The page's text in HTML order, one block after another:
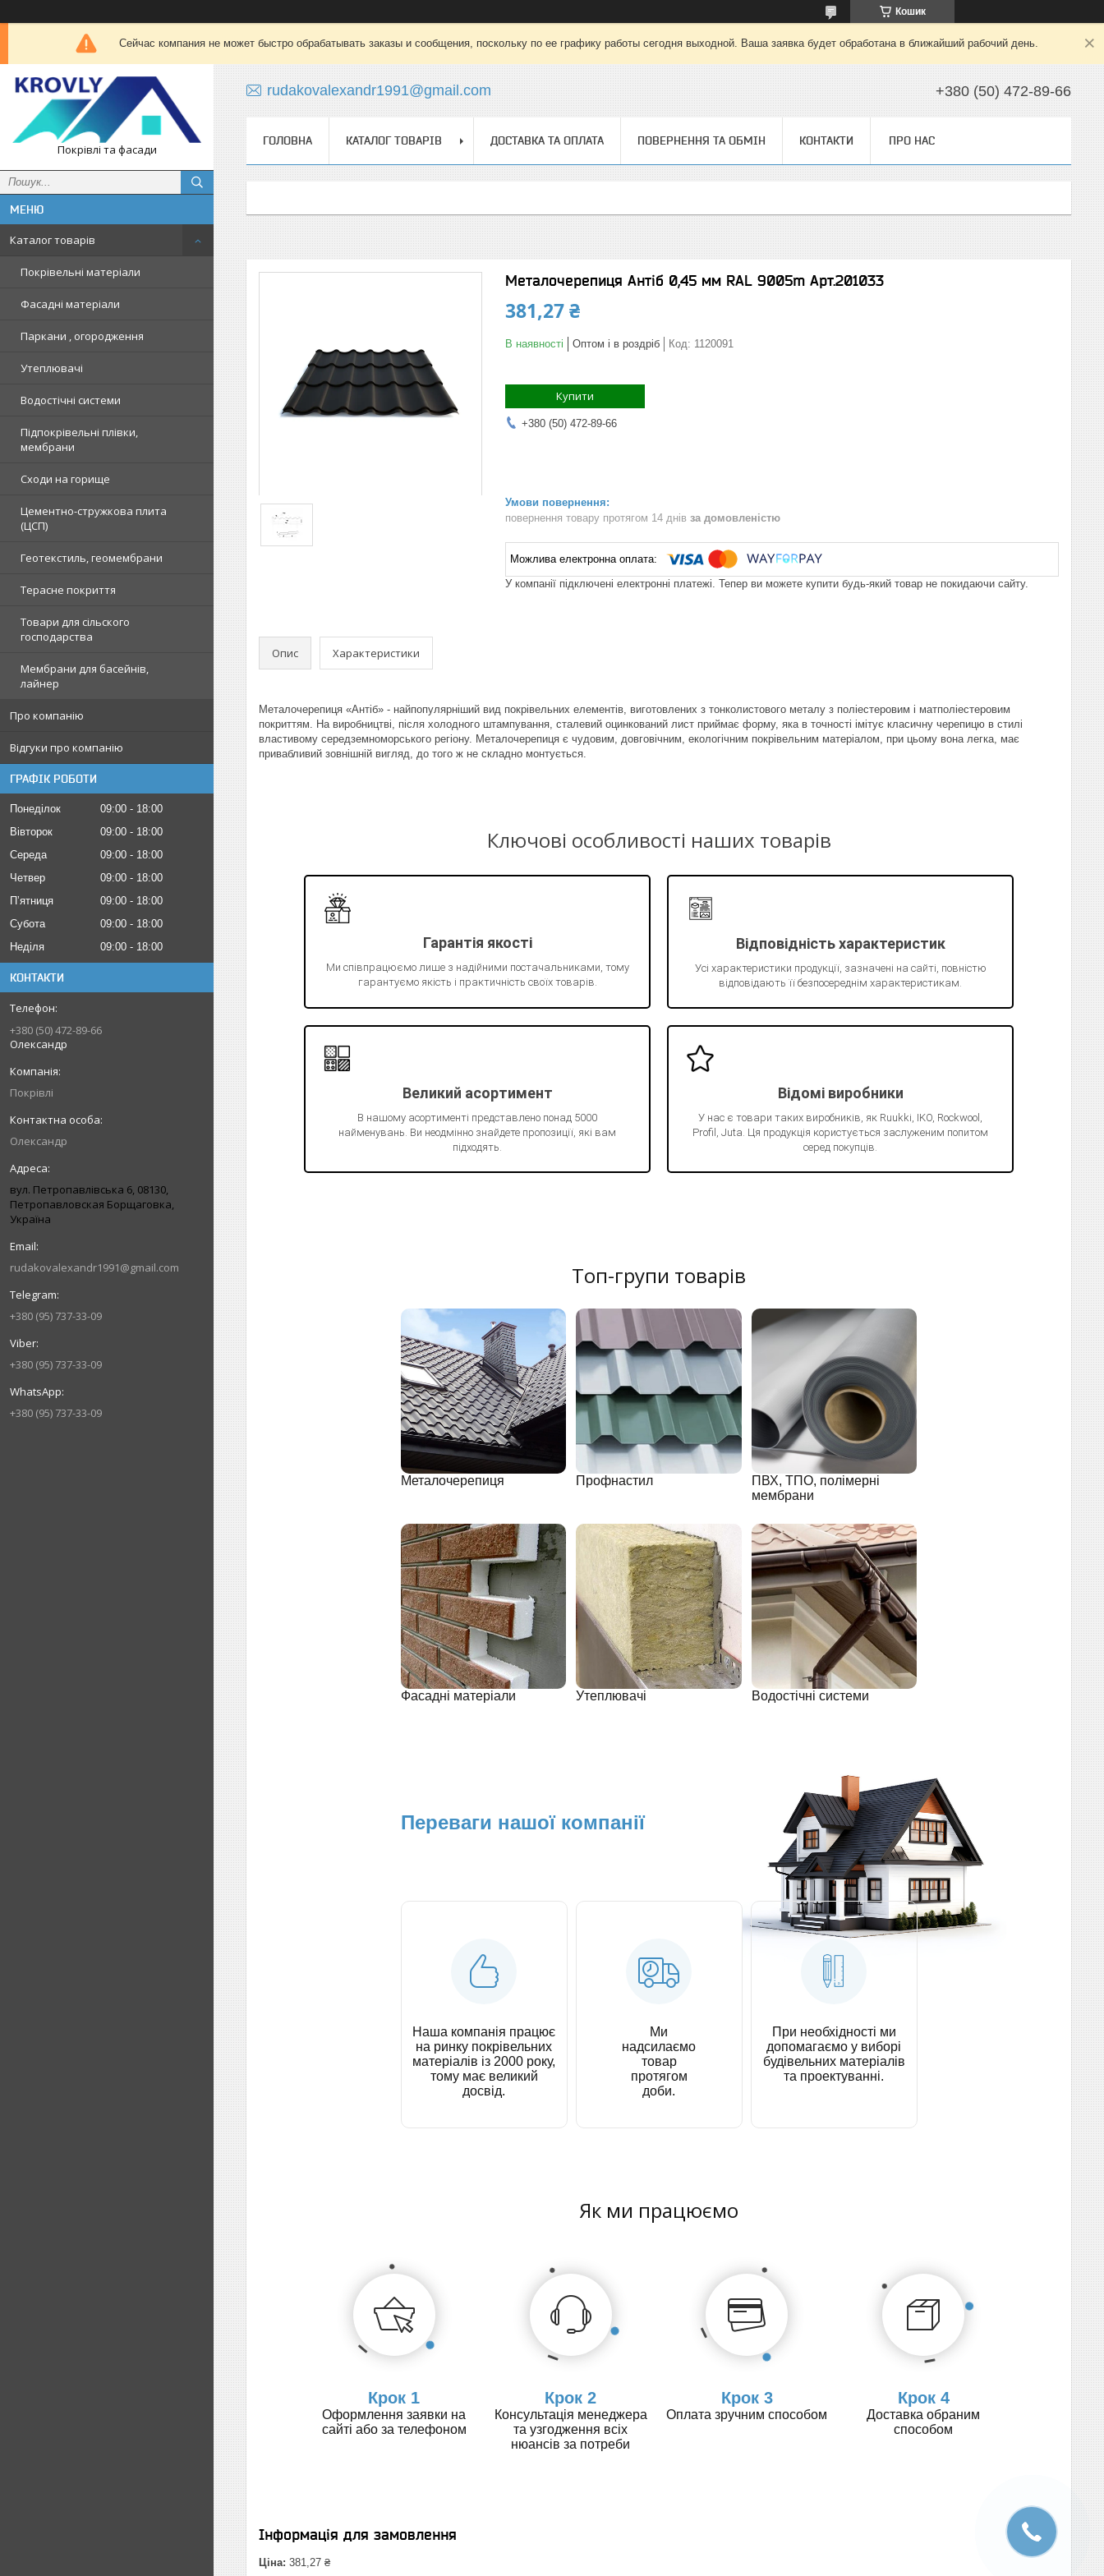
Кошик
Сейчас компания не может быстро обрабатывать заказы и сообщения, поскольку по ее графику работы сегодня выходной. Ваша заявка будет обработана в ближайший рабочий день.
Покрівлі та фасади
Каталог товарів
Покрівельні матеріали
Фасадні матеріали
Паркани , огородження
Утеплювачі
Водостічні системи
Підпокрівельні плівки,
мембрани
Сходи на горище
Цементно-стружкова плита
(ЦСП)
Геотекстиль, геомембрани
Терасне покриття
Товари для сільского
господарства
Мембрани для басейнів,
лайнер
Про компанію
Відгуки про компанію
ГРАФІК РОБОТИ
Понеділок 09:00
18:00
Вівторок
09:00
18:00
Середа
09:00
18:00
Четвер
09:00
18:00
Пʼятниця
09:00
18:00
Субота
09:00
18:00
Неділя
09:00 18:00
КОНТАКТИ
+380 (50) 472-89-66
Олександр
Покрівлі
Олександр
вул. Петропавлівська 6, 08130,
Петропавловская Борщаговка,
Україна
rudakovalexandr1991@gmail.com
+380 (95) 737-33-09
+380 (95) 737-33-09
+380 (95) 737-33-09
rudakovalexandr1991@gmail.com +380 (50) 472-89-66
ГОЛОВНА КАТАЛОГ ТОВАРІВ ДОСТАВКА ТА ОПЛАТА ПОВЕРНЕННЯ ТА ОБМІН КОНТАКТИ ПРО НАС
Металочерепиця Антіб 0,45 мм RAL 9005m Арт.201033
381,27 ₴
В наявності Оптом і в роздріб Код: 1120091
Купити
+380 (50) 472-89-66
повернення товару протягом 14 днів за домовленістю
У компанії підключені електронні платежі. Тепер ви можете купити будь-який товар не покидаючи сайту.
Опис Характеристики
Металочерепиця «Антіб» - найпопулярніший вид покрівельних елементів, виготовлених з тонколистового металу з поліестеровим і матполіестеровим
покриттям. На виробництві, після холодного штампування, сталевий оцинкований лист приймає форму, яка в точності імітує класичну черепицю в стилі
властивому середземноморського регіону. Металочерепиця є чудовим, довговічним, екологічним покрівельним матеріалом, при цьому вона легка, має
привабливий зовнішній вигляд, до того ж не складно монтується.
Ключові особливості наших товарів
Гарантія якості
Ми співпрацюємо лише з надійними постачальниками, тому
гарантуємо якість і практичність своїх товарів.
Відповідність характеристик
Усі характеристики продукції, зазначені на сайті, повністю
відповідають її безпосереднім характеристикам.
Великий асортимент
В нашому асортименті представлено понад 5000
найменувань. Ви неодмінно знайдете пропозиції, які вам
підходять.
Відомі виробники
У нас є товари таких виробників, як Ruukki, IKO, Rockwool,
Profil, Juta. Ця продукція користується заслуженим попитом
серед покупців.
Топ-групи товарів
Металочерепиця Профнастил
ПВХ, ТПО, полімерні
мембрани
Фасадні матеріали Утеплювачі Водостічні системи
Переваги нашої компанії
Наша компанія працює
на ринку покрівельних
матеріалів із 2000 року,
тому має великий
досвід.
Ми
надсилаємо
товар
протягом
доби.
При необхідності ми
допомагаємо у виборі
будівельних матеріалів
та проектуванні.
Як ми працюємо
Крок 1
Оформлення заявки на
сайті або за телефоном
Крок 2
Консультація менеджера
та узгодження всіх
нюансів за потреби
Крок 3
Оплата зручним способом
Крок 4
Доставка обраним
способом
Інформація для замовлення
Ціна: 381,27 ₴